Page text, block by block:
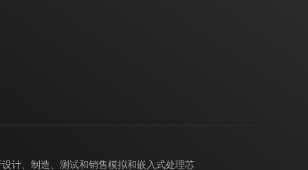
计、制造、测试和销售模拟和嵌入式处理芯